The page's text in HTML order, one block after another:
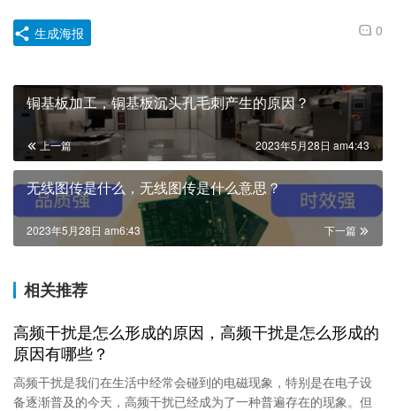
0
生成海报
铜基板加工，铜基板沉头孔毛刺产生的原因？
上一篇 2023年5月28日 am4:43
无线图传是什么，无线图传是什么意思？
下一篇
2023年5月28日 am6:43
相关推荐
高频干扰是怎么形成的原因，高频干扰是怎么形成的
原因有哪些？
高频干扰是我们在生活中经常会碰到的电磁现象，特别是在电子设
备逐渐普及的今天，高频干扰已经成为了一种普遍存在的现象。但